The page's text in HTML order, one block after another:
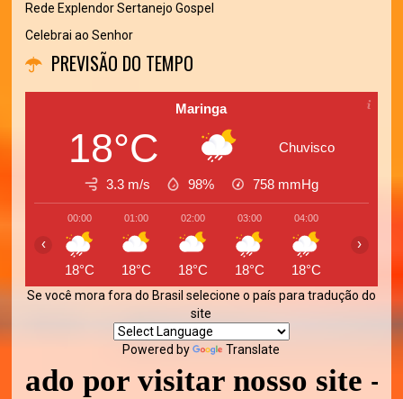
Rede Explendor Sertanejo Gospel
Celebrai ao Senhor
PREVISÃO DO TEMPO
Maringa
18°C Chuvisco
3.3 m/s 98% 758 mmHg
00:00
18°C
01:00
18°C
02:00
18°C
03:00
18°C
04:00
18°C
‹ ›
Se você mora fora do Brasil selecione o país para tradução do
site
Powered by Translate
visitar nosso site - Volte